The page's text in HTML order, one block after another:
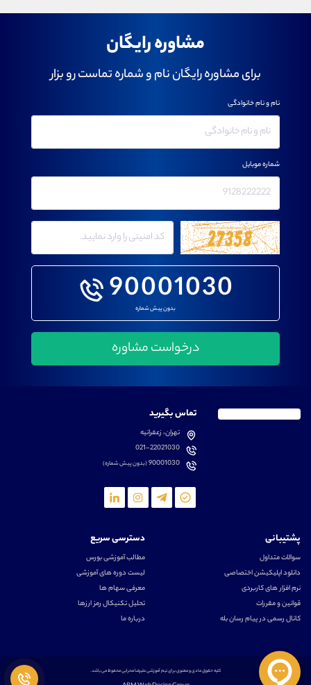
مشاوره رایگان
برای مشاوره رایگان نام و شماره تماست رو بزار
90001030
بدون پیش شماره
نام و نام خانوادگی
شماره موبایل
تماس بگیرید
تهران، زعفرانیه
021-22021030
90001030(بدون پیش شماره)
پشتیبانی
سوالات متداول
دانلود اپلیکیشن اختصاصی
نرم افزار های کاربردی
قوانین و مقررات
کانال رسمی در پیام رسان بله
دسترسی سریع
مطالب آموزشی بورس
لیست دوره های آموزشی
معرفی سهام ها
تحلیل تکنیکال رمز ارزها
درباره ما
کلیه حقوق مادی و معنوی برای تیم آموزشی علیرضا محرابی محفوظ می باشد.